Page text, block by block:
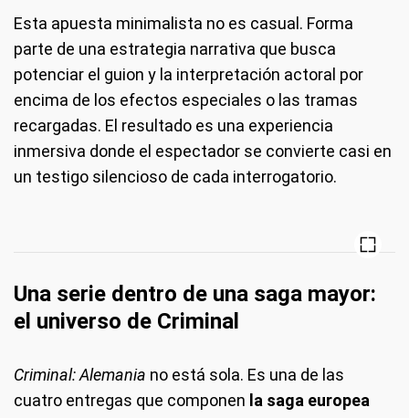
Esta apuesta minimalista no es casual. Forma
parte de una estrategia narrativa que busca
potenciar el guion y la interpretación actoral por
encima de los efectos especiales o las tramas
recargadas. El resultado es una experiencia
inmersiva donde el espectador se convierte casi en
un testigo silencioso de cada interrogatorio.
Una serie dentro de una saga mayor:
el universo de Criminal
Criminal: Alemania no está sola. Es una de las
cuatro entregas que componen la saga europea